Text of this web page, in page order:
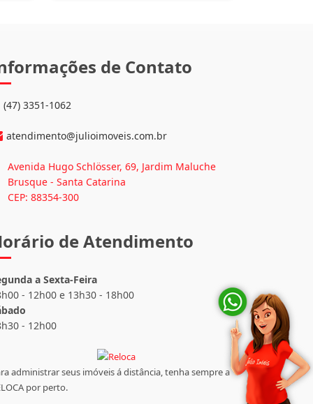
de Contato
(47) 3351-1062
atendimento@julioimoveis.com.br
Avenida Hugo Schlösser, 69, Jardim Maluche
Brusque - Santa Catarina
CEP: 88354-300
de Atendimento
a Sexta-Feira
- 12h00 e 13h30 - 18h00
- 12h00
administrar seus imóveis á distância, tenha sempre a
por perto.